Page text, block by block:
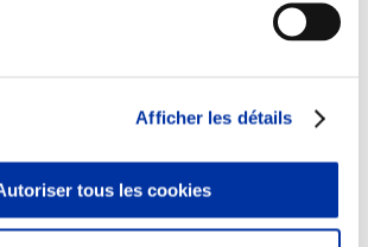
Afficher les détails
tous les cookies
et attractivité des métiers
scientifique
d’information
Accords